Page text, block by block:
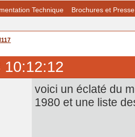
Technique Brochures et Presse
10:12:12
voici un éclaté du
1980 et une liste